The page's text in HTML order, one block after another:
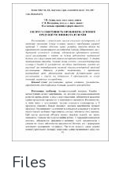
Files